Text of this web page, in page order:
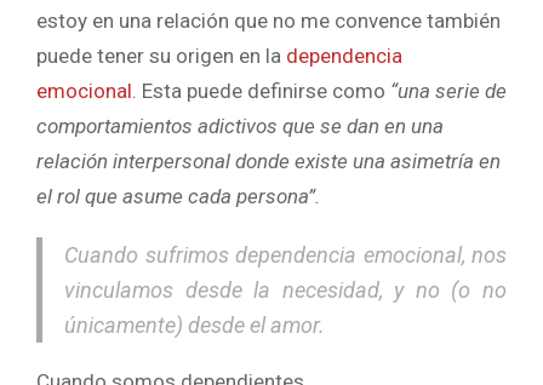
estoy en una relación que no me convence también
puede tener su origen en la dependencia
emocional. Esta puede definirse como “una serie de
comportamientos adictivos que se dan en una
relación interpersonal donde existe una asimetría en
el rol que asume cada persona”.
Cuando sufrimos dependencia emocional, nos
vinculamos desde la necesidad, y no (o no
únicamente) desde el amor.